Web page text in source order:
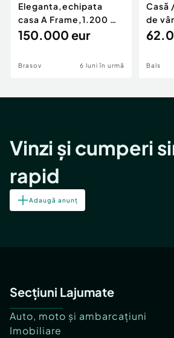
Eleganta,echipata
casa A Frame,1.200 mp
teren,deschidere Pia
150.000 eur
Brasov 6 luni în urmă
Casă
de
Bals
Vinzi și cumperi
rapid
Adaugă anunț
Secțiuni Lajumate
Auto, moto și ambarcațiuni
Imobiliare